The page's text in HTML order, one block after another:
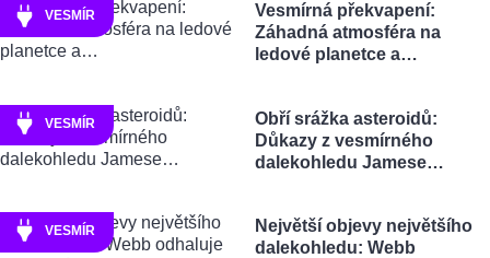
VESMÍR
Vesmírná překvapení:
Záhadná atmosféra na
ledové planetce a…
VESMÍR
Obří srážka asteroidů:
Důkazy z vesmírného
dalekohledu Jamese…
VESMÍR
Největší objevy největšího
dalekohledu: Webb